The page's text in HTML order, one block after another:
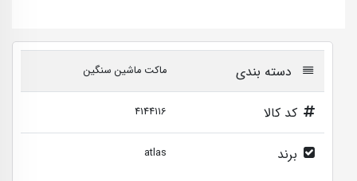
دسته بندی ماکت ماشین سنگین
کد کالا 4144116
برند atlas